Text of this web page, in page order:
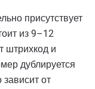
присутствует
из 9–12
штрихкод и
дублируется
от